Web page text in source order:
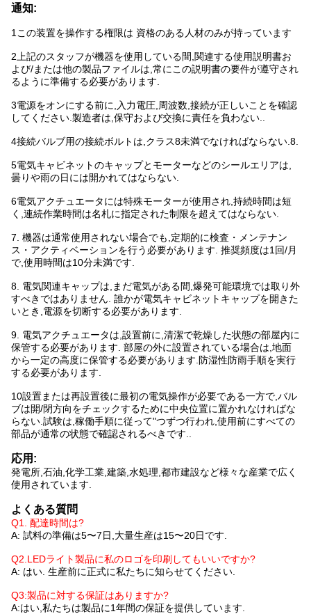
通知:
1この装置を操作する権限は 資格のある人材のみが持っています
2上記のスタッフが機器を使用している間,関連する使用説明書お
よび/または他の製品ファイルは,常にこの説明書の要件が遵守され
るように準備する必要があります.
3電源をオンにする前に,入力電圧,周波数,接続が正しいことを確認
してください.製造者は,保守および交換に責任を負わない..
4接続バルブ用の接続ボルトは,クラス8未満でなければならない.8.
5電気キャビネットのキャップとモーターなどのシールエリアは,
曇りや雨の日には開かれてはならない.
6電気アクチュエータには特殊モーターが使用され,持続時間は短
く,連続作業時間は名札に指定された制限を超えてはならない.
7. 機器は通常使用されない場合でも,定期的に検査・メンテナン
ス・アクティベーションを行う必要があります. 推奨頻度は1回/月
で,使用時間は10分未満です.
8. 電気関連キャップは,まだ電気がある間,爆発可能環境では取り外
すべきではありません. 誰かが電気キャビネットキャップを開きた
いとき,電源を切断する必要があります.
9. 電気アクチュエータは,設置前に,清潔で乾燥した状態の部屋内に
保管する必要があります. 部屋の外に設置されている場合は,地面
から一定の高度に保管する必要があります.防湿性防雨手順を実行
する必要があります.
10設置または再設置後に最初の電気操作が必要である一方で,バル
ブは開/閉方向をチェックするために中央位置に置かれなければな
らない.試験は,稼働手順に従って"つずつ行われ,使用前にすべての
部品が通常の状態で確認されるべきです..
応用:
発電所,石油,化学工業,建築,水処理,都市建設など様々な産業で広く
使用されています.
よくある質問
Q1. 配達時間は?
A: 試料の準備は5〜7日,大量生産は15〜20日です.
Q2.LEDライト製品に私のロゴを印刷してもいいですか?
A: はい. 生産前に正式に私たちに知らせてください.
Q3:製品に対する保証はありますか?
A:はい,私たちは製品に1年間の保証を提供しています.